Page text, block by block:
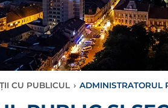
CU PUBLICUL › ADMINISTRATORUL